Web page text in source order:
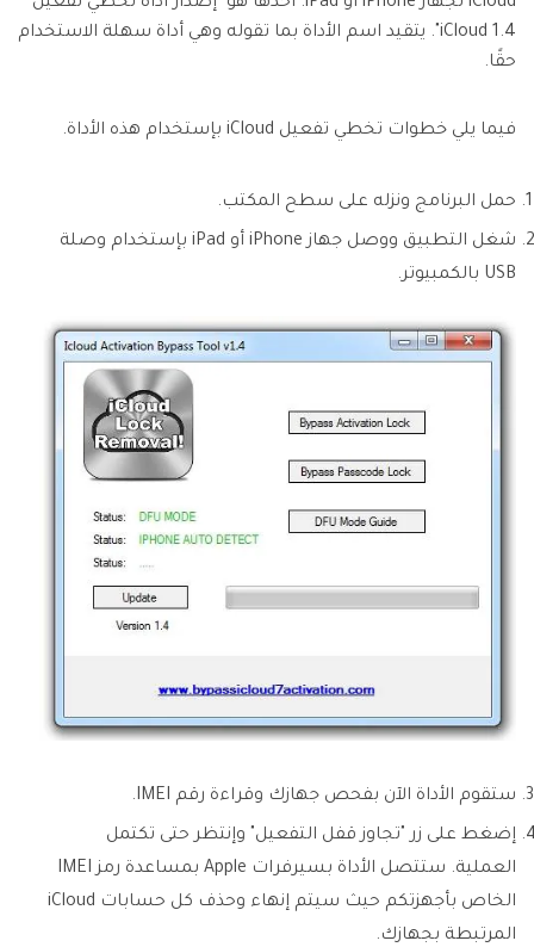
iCloud 1.4". يتقيد اسم الأداة بما تقوله وهي أداة سهلة الاستخدام
حقًا.
فيما يلي خطوات تخطي تفعيل iCloud بإستخدام هذه الأداة.
حمل البرنامج ونزله على سطح المكتب.
شغل التطبيق ووصل جهاز iPhone أو iPad بإستخدام وصلة
USB بالكمبيوتر.
ستقوم الأداة الآن بفحص جهازك وقراءة رقم IMEI.
إضغط على زر "تجاوز قفل التفعيل" وإنتظر حتى تكتمل
العملية. ستتصل الأداة بسيرفرات Apple بمساعدة رمز IMEI
الخاص بأجهزتكم حيث سيتم إنهاء وحذف كل حسابات iCloud
المرتبطة بجهازك.